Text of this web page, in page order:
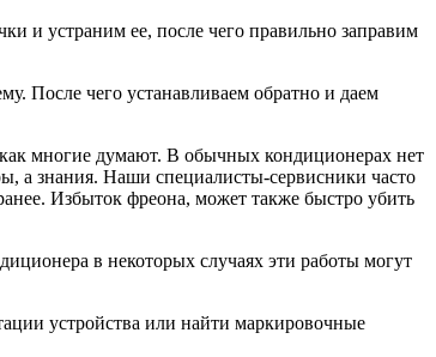
и устраним ее, после чего правильно заправим
После чего устанавливаем обратно и даем
многие думают. В обычных кондиционерах нет
а знания. Наши специалисты-сервисники часто
Избыток фреона, может также быстро убить
в некоторых случаях эти работы могут
устройства или найти маркировочные